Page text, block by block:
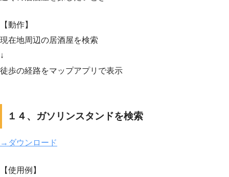
【動作】
現在地周辺の居酒屋を検索
↓
徒歩の経路をマップアプリで表示
１４、ガソリンスタンドを検索
→ダウンロード
【使用例】